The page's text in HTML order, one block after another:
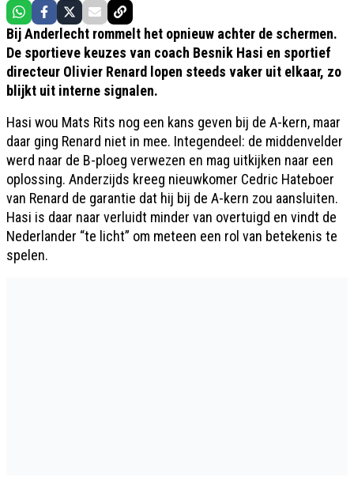
Bij Anderlecht rommelt het opnieuw achter de schermen.
De sportieve keuzes van coach Besnik Hasi en sportief
directeur Olivier Renard lopen steeds vaker uit elkaar, zo
blijkt uit interne signalen.
Hasi wou Mats Rits nog een kans geven bij de A-kern, maar
daar ging Renard niet in mee. Integendeel: de middenvelder
werd naar de B-ploeg verwezen en mag uitkijken naar een
oplossing. Anderzijds kreeg nieuwkomer Cedric Hateboer
van Renard de garantie dat hij bij de A-kern zou aansluiten.
Hasi is daar naar verluidt minder van overtuigd en vindt de
Nederlander “te licht” om meteen een rol van betekenis te
spelen.